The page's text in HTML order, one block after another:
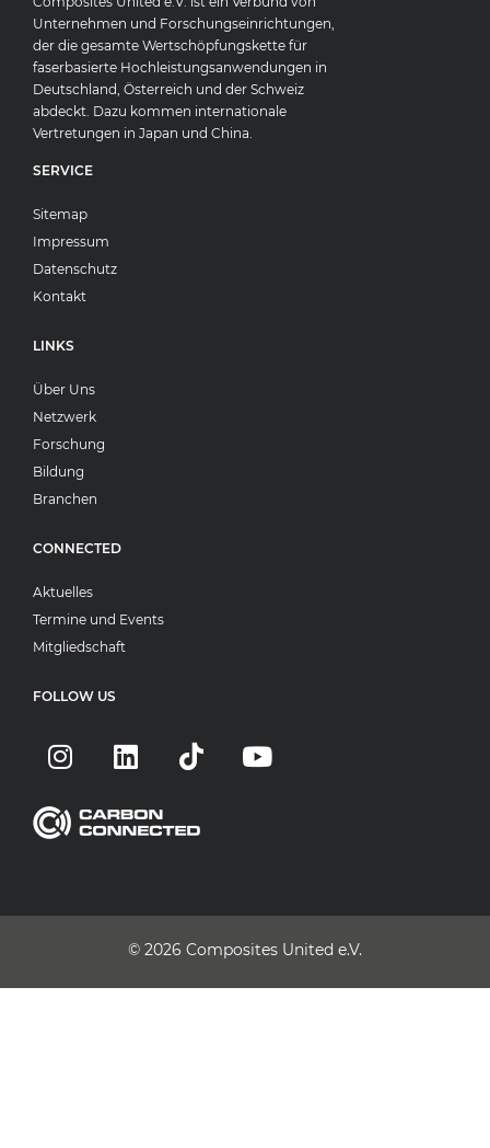
Unternehmen und Forschungseinrichtungen,
der die gesamte Wertschöpfungskette für
faserbasierte Hochleistungsanwendungen in
Deutschland, Österreich und der Schweiz
abdeckt. Dazu kommen internationale
Vertretungen in Japan und China.
SERVICE
Sitemap
Impressum
Datenschutz
Kontakt
LINKS
Über Uns
Netzwerk
Forschung
Bildung
Branchen
CONNECTED
Aktuelles
Termine und Events
Mitgliedschaft
FOLLOW US
© 2026 Composites United e.V.